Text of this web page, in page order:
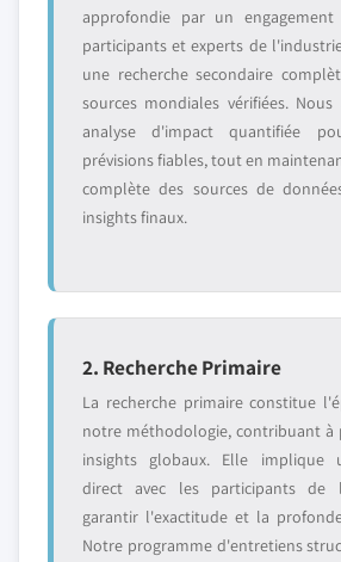
approfondie par un
participants et experts de
une recherche secondaire
sources mondiales vérifiées.
analyse d'impact quantifiée
prévisions fiables, tout en
complète des sources de
insights finaux.
2. Recherche Primaire
La recherche primaire constitue
notre méthodologie, contribuant à
insights globaux. Elle implique
direct avec les participants de
garantir l'exactitude et la
Notre programme d'entretiens